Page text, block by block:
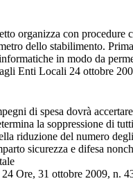
organizza con
dello stabilimento.
in modo da
Enti Locali 24 ottobre
di spesa dovrà
la soppressione di
riduzione del numero
sicurezza e difesa
Ore, 31 ottobre 2009, n.